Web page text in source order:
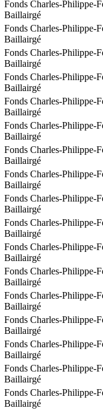
Fonds Charles-Philippe-
Baillairgé
Fonds Charles-Philippe-
Baillairgé
Fonds Charles-Philippe-
Baillairgé
Fonds Charles-Philippe-
Baillairgé
Fonds Charles-Philippe-
Baillairgé
Fonds Charles-Philippe-
Baillairgé
Fonds Charles-Philippe-
Baillairgé
Fonds Charles-Philippe-
Baillairgé
Fonds Charles-Philippe-
Baillairgé
Fonds Charles-Philippe-
Baillairgé
Fonds Charles-Philippe-
Baillairgé
Fonds Charles-Philippe-
Baillairgé
Fonds Charles-Philippe-
Baillairgé
Fonds Charles-Philippe-
Baillairgé
Fonds Charles-Philippe-
Baillairgé
Fonds Charles-Philippe-
Baillairgé
Fonds Charles-Philippe-
Baillairgé